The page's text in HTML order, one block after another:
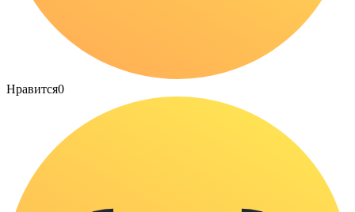
Нравится0